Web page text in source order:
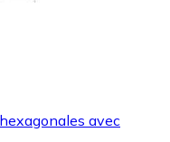
avec